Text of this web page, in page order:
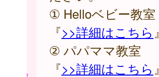
① Helloベビー教室
『>>詳細はこちら 』
② パパママ教室
『>>詳細はこちら 』